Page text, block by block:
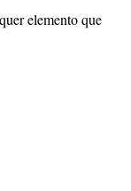
elemento que